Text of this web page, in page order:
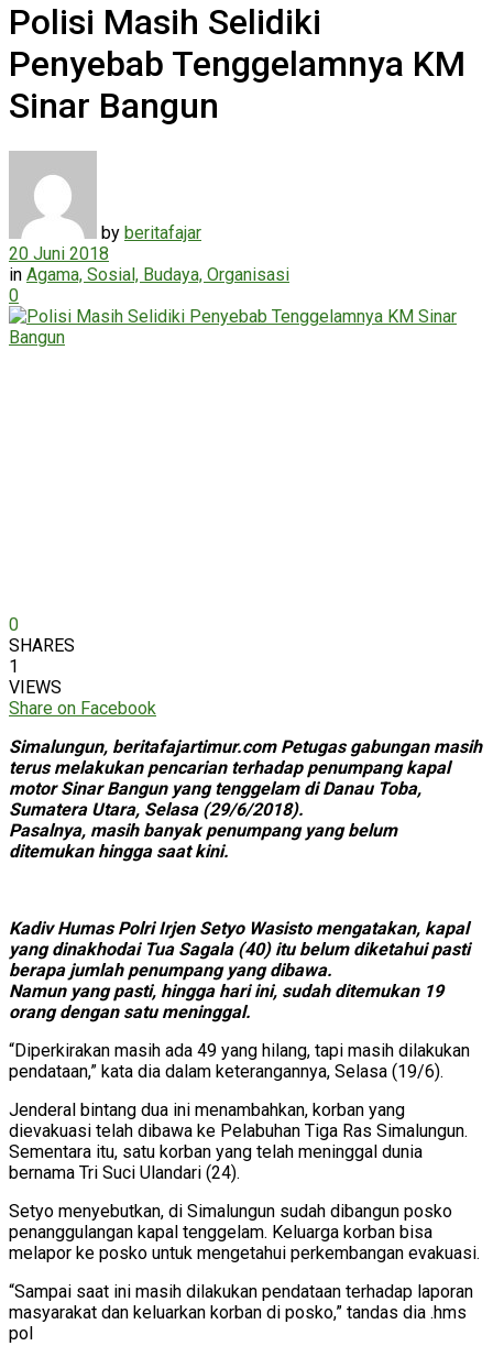
Polisi Masih Selidiki
Penyebab Tenggelamnya KM
Sinar Bangun
by beritafajar
20 Juni 2018
in Agama, Sosial, Budaya, Organisasi
0
0
SHARES
1
VIEWS
Share on Facebook
Simalungun, beritafajartimur.com Petugas gabungan masih
terus melakukan pencarian terhadap penumpang kapal
motor Sinar Bangun yang tenggelam di Danau Toba,
Sumatera Utara, Selasa (29/6/2018).
Pasalnya, masih banyak penumpang yang belum
ditemukan hingga saat kini.
Kadiv Humas Polri Irjen Setyo Wasisto mengatakan, kapal
yang dinakhodai Tua Sagala (40) itu belum diketahui pasti
berapa jumlah penumpang yang dibawa.
Namun yang pasti, hingga hari ini, sudah ditemukan 19
orang dengan satu meninggal.
“Diperkirakan masih ada 49 yang hilang, tapi masih dilakukan
pendataan,” kata dia dalam keterangannya, Selasa (19/6).
Jenderal bintang dua ini menambahkan, korban yang
dievakuasi telah dibawa ke Pelabuhan Tiga Ras Simalungun.
Sementara itu, satu korban yang telah meninggal dunia
bernama Tri Suci Ulandari (24).
Setyo menyebutkan, di Simalungun sudah dibangun posko
penanggulangan kapal tenggelam. Keluarga korban bisa
melapor ke posko untuk mengetahui perkembangan evakuasi.
“Sampai saat ini masih dilakukan pendataan terhadap laporan
masyarakat dan keluarkan korban di posko,” tandas dia .hms
pol